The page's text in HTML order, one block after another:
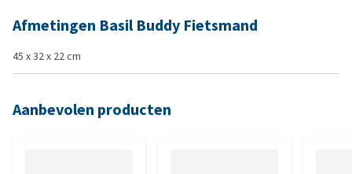
Afmetingen Basil Buddy Fietsmand
45 x 32 x 22 cm
Aanbevolen producten